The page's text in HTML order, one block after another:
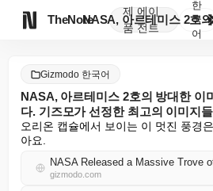
TheNote
제
품
에이
전트
한
국
어
Gizmodo 한국어
NASA, 아르테미스 2호의 방대한 이
다. 기즈모가 선정한 최고의 이미지
오리온 캡슐에서 보이는 이 멋진 풍경
아요.
gizmodo.com